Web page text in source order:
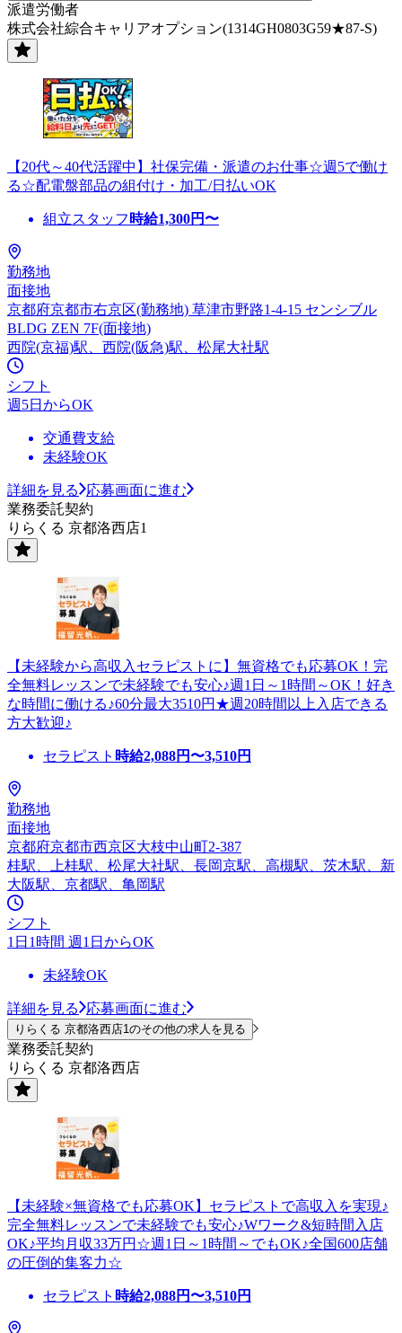
派遣労働者
株式会社綜合キャリアオプション(1314GH0803G59★87-S)
【20代～40代活躍中】社保完備・派遣のお仕事☆週5で働け
る☆配電盤部品の組付け・加工/日払いOK
組立スタッフ 時給1,300円〜
勤務地
面接地
京都府京都市右京区(勤務地) 草津市野路1-4-15 センシブル
BLDG ZEN 7F(面接地)
西院(京福)駅、西院(阪急)駅、松尾大社駅
シフト
週5日からOK
交通費支給
未経験OK
詳細を見る
応募画面に進む
業務委託契約
りらくる 京都洛西店1
【未経験から高収入セラピストに】無資格でも応募OK！完
全無料レッスンで未経験でも安心♪週1日～1時間～OK！好き
な時間に働ける♪60分最大3510円★週20時間以上入店できる
方大歓迎♪
セラピスト 時給2,088円〜3,510円
勤務地
面接地
京都府京都市西京区大枝中山町2-387
桂駅、上桂駅、松尾大社駅、長岡京駅、高槻駅、茨木駅、新
大阪駅、京都駅、亀岡駅
シフト
1日1時間 週1日からOK
未経験OK
詳細を見る 応募画面に進む
りらくる 京都洛西店1のその他の求人を見る
業務委託契約
りらくる 京都洛西店
【未経験×無資格でも応募OK】セラピストで高収入を実現♪
完全無料レッスンで未経験でも安心♪Wワーク&短時間入店
OK♪平均月収33万円☆週1日～1時間～でもOK♪全国600店舗
の圧倒的集客力☆
セラピスト 時給2,088円〜3,510円